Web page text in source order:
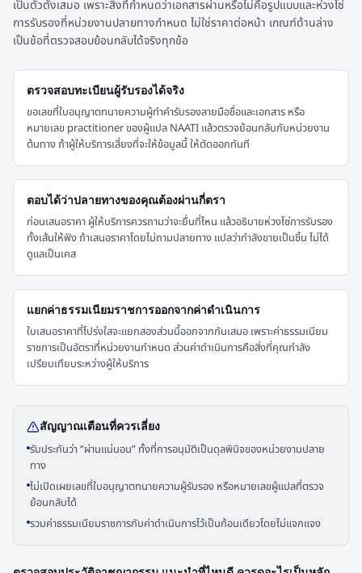
เป็นตัวตั้งเสมอ เพราะสิ่งที่กำหนดว่าเอกสารผ่านหรือไม่คือรูปแบบและห่วงโซ่
การรับรองที่หน่วยงานปลายทางกำหนด ไม่ใช่ราคาต่อหน้า เกณฑ์ด้านล่าง
เป็นข้อที่ตรวจสอบย้อนกลับได้จริงทุกข้อ
ตรวจสอบทะเบียนผู้รับรองได้จริง
ขอเลขที่ใบอนุญาตทนายความผู้ทำคำรับรองลายมือชื่อและเอกสาร หรือ
หมายเลข practitioner ของผู้แปล NAATI แล้วตรวจย้อนกลับกับหน่วยงาน
ต้นทาง ถ้าผู้ให้บริการเลี่ยงที่จะให้ข้อมูลนี้ ให้ตัดออกทันที
ตอบได้ว่าปลายทางของคุณต้องผ่านกี่ตรา
ก่อนเสนอราคา ผู้ให้บริการควรถามว่าจะยื่นที่ไหน แล้วอธิบายห่วงโซ่การรับรอง
ทั้งเส้นให้ฟัง ถ้าเสนอราคาโดยไม่ถามปลายทาง แปลว่ากำลังขายเป็นชิ้น ไม่ได้
ดูแลเป็นเคส
แยกค่าธรรมเนียมราชการออกจากค่าดำเนินการ
ใบเสนอราคาที่โปร่งใสจะแยกสองส่วนนี้ออกจากกันเสมอ เพราะค่าธรรมเนียม
ราชการเป็นอัตราที่หน่วยงานกำหนด ส่วนค่าดำเนินการคือสิ่งที่คุณกำลัง
เปรียบเทียบระหว่างผู้ให้บริการ
สัญญาณเตือนที่ควรเลี่ยง
รับประกันว่า “ผ่านแน่นอน” ทั้งที่การอนุมัติเป็นดุลพินิจของหน่วยงานปลาย
ทาง
ไม่เปิดเผยเลขที่ใบอนุญาตทนายความผู้รับรอง หรือหมายเลขผู้แปลที่ตรวจ
ย้อนกลับได้
รวมค่าธรรมเนียมราชการกับค่าดำเนินการไว้เป็นก้อนเดียวโดยไม่แจกแจง